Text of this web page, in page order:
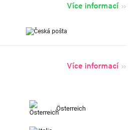
Více informací
Více informací
Österreich